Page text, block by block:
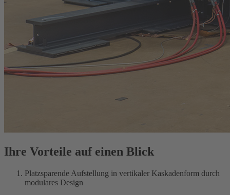
Ihre Vorteile auf einen Blick
Platzsparende Aufstellung in vertikaler Kaskadenform durch
modulares Design